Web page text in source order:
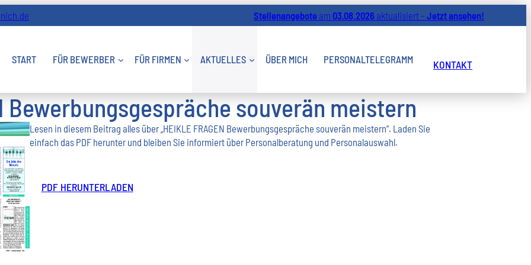
Stellenangebote am 03.08.2026 aktualisiert –Jetzt ansehen!
START FÜR BEWERBER FÜR FIRMEN AKTUELLES ÜBER MICH PERSONALTELEGRAMM KONTAKT
Bewerbungsgespräche souverän meistern
Lesen in diesem Beitrag alles über „HEIKLE FRAGEN Bewerbungsgespräche souverän meistern“. Laden Sie
einfach das PDF herunter und bleiben Sie informiert über Personalberatung und Personalauswahl.
PDF HERUNTERLADEN